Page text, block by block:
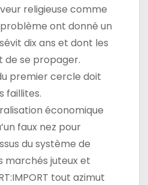
religieuse comme
ont donné un
dix ans et dont les
de se propager.
premier cercle doit
faillites.
économique
faux nez pour
du système de
marchés juteux et
tout azimut